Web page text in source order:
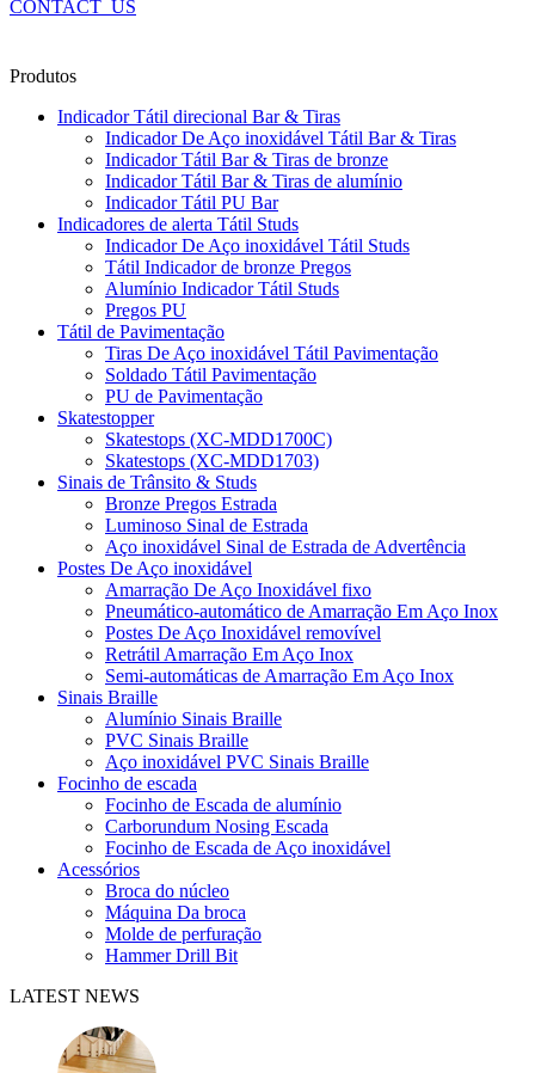
CONTACT_US
Produtos
Indicador Tátil direcional Bar & Tiras
Indicador De Aço inoxidável Tátil Bar & Tiras
Indicador Tátil Bar & Tiras de bronze
Indicador Tátil Bar & Tiras de alumínio
Indicador Tátil PU Bar
Indicadores de alerta Tátil Studs
Indicador De Aço inoxidável Tátil Studs
Tátil Indicador de bronze Pregos
Alumínio Indicador Tátil Studs
Pregos PU
Tátil de Pavimentação
Tiras De Aço inoxidável Tátil Pavimentação
Soldado Tátil Pavimentação
PU de Pavimentação
Skatestopper
Skatestops (XC-MDD1700C)
Skatestops (XC-MDD1703)
Sinais de Trânsito & Studs
Bronze Pregos Estrada
Luminoso Sinal de Estrada
Aço inoxidável Sinal de Estrada de Advertência
Postes De Aço inoxidável
Amarração De Aço Inoxidável fixo
Pneumático-automático de Amarração Em Aço Inox
Postes De Aço Inoxidável removível
Retrátil Amarração Em Aço Inox
Semi-automáticas de Amarração Em Aço Inox
Sinais Braille
Alumínio Sinais Braille
PVC Sinais Braille
Aço inoxidável PVC Sinais Braille
Focinho de escada
Focinho de Escada de alumínio
Carborundum Nosing Escada
Focinho de Escada de Aço inoxidável
Acessórios
Broca do núcleo
Máquina Da broca
Molde de perfuração
Hammer Drill Bit
LATEST NEWS